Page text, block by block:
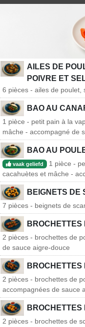
AILES DE
POIVRE ET
6 pièces - ailes de poulet,
BAO AU
1 pièce - petit pain à la
mâche - accompagné de
BAO AU
vaak geliefd
1 pièce -
cacahuètes et mâche -
BEIGNETS DE
7 pièces - beignets de
BROCHETTES
2 pièces - brochettes de
de sauce aigre-douce
BROCHETTES
2 pièces - brochettes de
accompagnées de sauce
BROCHETTES
2 pièces - brochettes de